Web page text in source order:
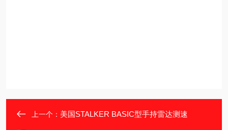
上一个： 美国STALKER BASIC型手持雷达测速